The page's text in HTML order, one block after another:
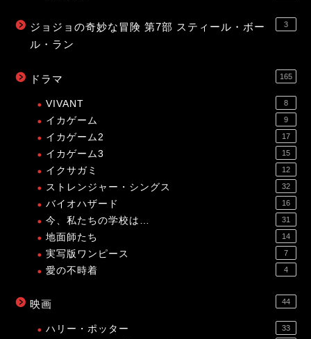
ジョジョの奇妙な冒険 第7部 スティール・ボー
ル・ラン
3
ドラマ 165
VIVANT 8
イカゲーム 9
イカゲーム2 17
イカゲーム3 15
イクサガミ 12
ストレンジャー・シングス 32
バイオハザード 16
今、私たちの学校は… 31
地面師たち 14
実写版ワンピース 7
愛の不時着 4
映画 44
ハリー・ポッター 33